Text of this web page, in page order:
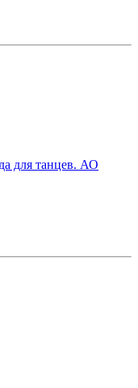
для танцев. АО